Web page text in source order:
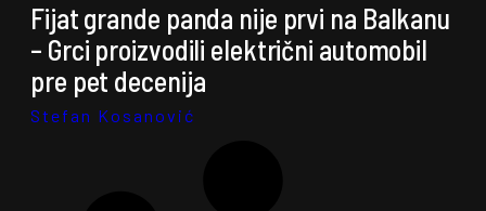
Fijat grande panda nije prvi na Balkanu
– Grci proizvodili električni automobil
pre pet decenija
Stefan Kosanović